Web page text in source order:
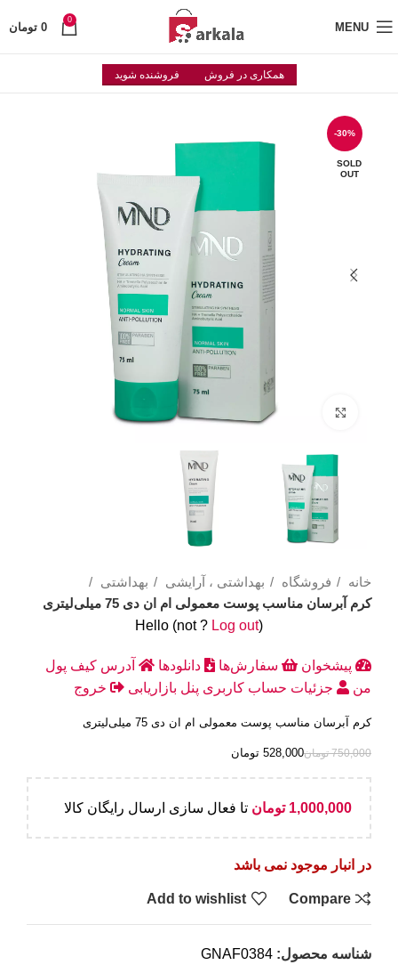
MENU
0
0 تومان
همکاری در فروش فروشنده شوید
-30%
SOLD
OUT
Click to enlarge
خانه فروشگاه بهداشتی ، آرایشی
بهداشتی
کرم آبرسان مناسب پوست معمولی ام ان دی 75 میلی‌لیتری
Hello (not? Log out)
پیشخوان سفارش‌ها دانلودها آدرس کیف پول
من
جزئیات حساب کاربری پنل بازاریابی خروج
کرم آبرسان مناسب پوست معمولی ام ان دی 75 میلی‌لیتری
750,000 تومان528,000 تومان
1,000,000 تومان تا فعال سازی ارسال رایگان کالا
در انبار موجود نمی باشد
Compare
Add to wishlist
شناسه محصول: GNAF0384